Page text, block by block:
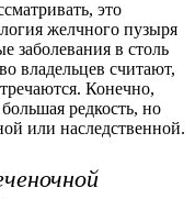
это
желчного пузыря
заболевания в столь
владельцев считают,
Конечно,
редкость, но
или наследственной.